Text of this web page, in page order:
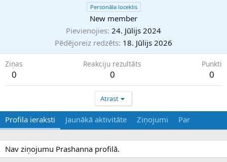
Personāla loceklis
New member
Pievienojies 24. Jūlijs 2024
Pēdējoreiz redzēts 18. Jūlijs 2026
Ziņas
0
Reakciju rezultāts
0
Punkti
0
Atrast
Profila ieraksti Jaunākā aktivitāte Ziņojumi Par
Nav ziņojumu Prashanna profilā.